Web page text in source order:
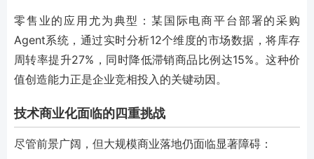
零售业的应用尤为典型：某国际电商平台部署的采购
Agent系统，通过实时分析12个维度的市场数据，将库存
周转率提升27%，同时降低滞销商品比例达15%。这种价
值创造能力正是企业竞相投入的关键动因。
技术商业化面临的四重挑战
尽管前景广阔，但大规模商业落地仍面临显著障碍：